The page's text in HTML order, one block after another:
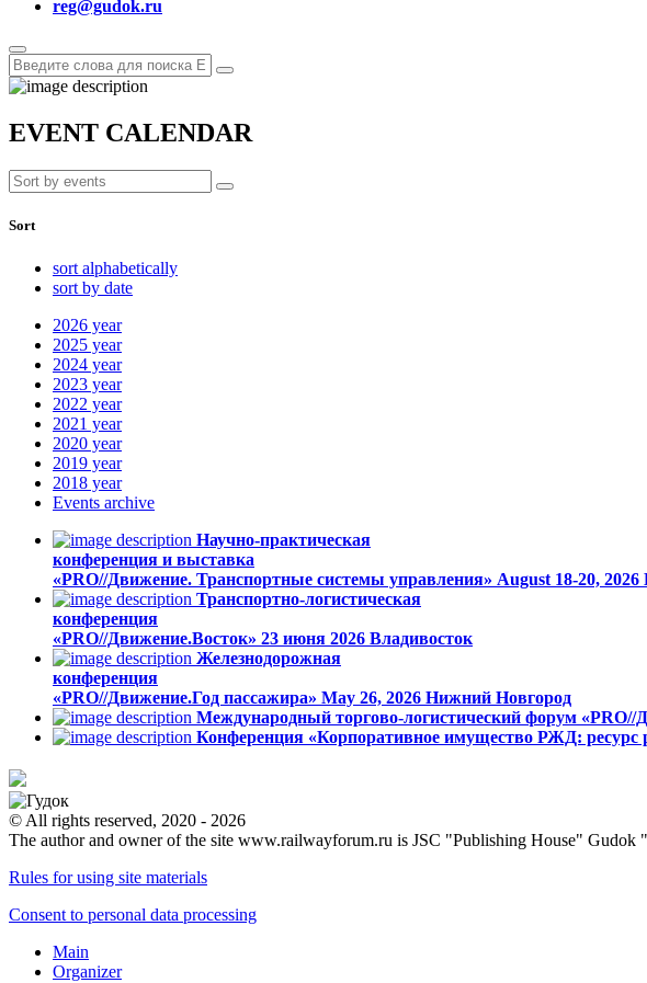
reg@gudok.ru
EVENT CALENDAR
Sort
sort alphabetically
sort by date
2026 year
2025 year
2024 year
2023 year
2022 year
2021 year
2020 year
2019 year
2018 year
Events archive
Научно-практическая
конференция и выставка
«PRO//Движение. Транспортные системы управления» August 18-20, 2026
Транспортно-логистическая
конференция
«PRO//Движение.Восток» 23 июня 2026 Владивосток
Железнодорожная
конференция
«PRO//Движение.Год пассажира» May 26, 2026 Нижний Новгород
Международный торгово-логистический форум «PRO//
Конференция «Корпоративное имущество РЖД: ресурс
© All rights reserved, 2020 - 2026
The author and owner of the site www.railwayforum.ru is JSC "Publishing House" Gudok
Rules for using site materials
Consent to personal data processing
Main
Organizer